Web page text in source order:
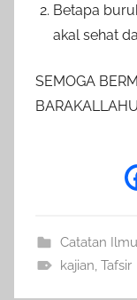
Betapa
akal sehat
SEMOGA
Catatan Ilmu
kajian, Tafsir